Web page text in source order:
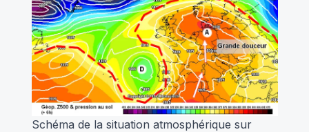
Schéma de la situation atmosphérique sur